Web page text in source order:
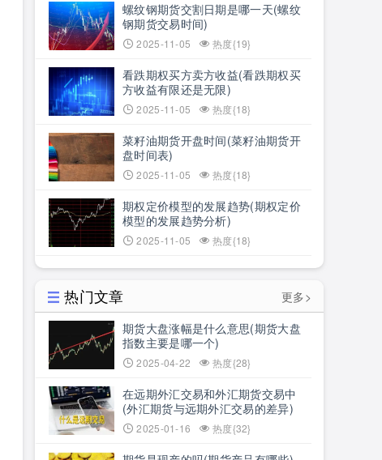
螺纹钢期货交割日期是哪一天(螺纹
钢期货交易时间)
2025-11-05 热度{19}
看跌期权买方卖方收益(看跌期权买
方收益有限还是无限)
2025-11-05 热度{18}
菜籽油期货开盘时间(菜籽油期货开
盘时间表)
2025-11-05 热度{18}
期权定价模型的发展趋势(期权定价
模型的发展趋势分析)
2025-11-05 热度{18}
热门文章
更多>
期货大盘涨幅是什么意思(期货大盘
指数主要是哪一个)
2025-04-22 热度{28}
在远期外汇交易和外汇期货交易中
(外汇期货与远期外汇交易的差异)
2025-01-16 热度{32}